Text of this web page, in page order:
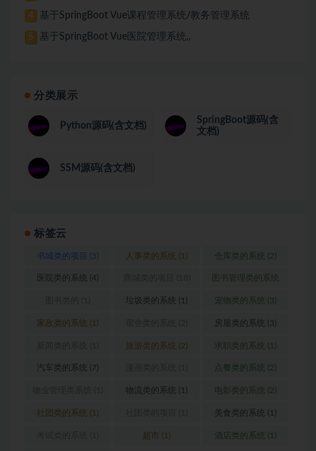
4 基于SpringBoot Vue课程管理系统/教务管理系统
5 基于SpringBoot Vue医院管理系统,,
分类展示
Python源码(含文档)
SpringBoot源码(含
文档)
SSM源码(含文档)
标签云
书城类的项目 (5) 人事类的系统 (1) 仓库类的系统 (2)
医院类的系统 (4) 图书管理类的系统
(1)
垃圾类的系统 (1) 宠物类的系统 (3)
家政类的系统 (1) 房屋类的系统 (3)
旅游类的系统 (2) 求职类的系统 (1)
汽车类的系统 (7) 点餐类的系统 (2)
物流类的系统 (1) 电影类的系统 (2)
社团类的系统 (1) 美食类的系统 (1)
超市 (1) 酒店类的系统 (1)